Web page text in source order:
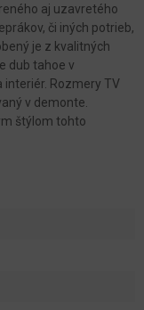
aj uzavretého
či iných potrieb,
je z kvalitných
dub tahoe v
interiér. Rozmery TV
v demonte.
štýlom tohto